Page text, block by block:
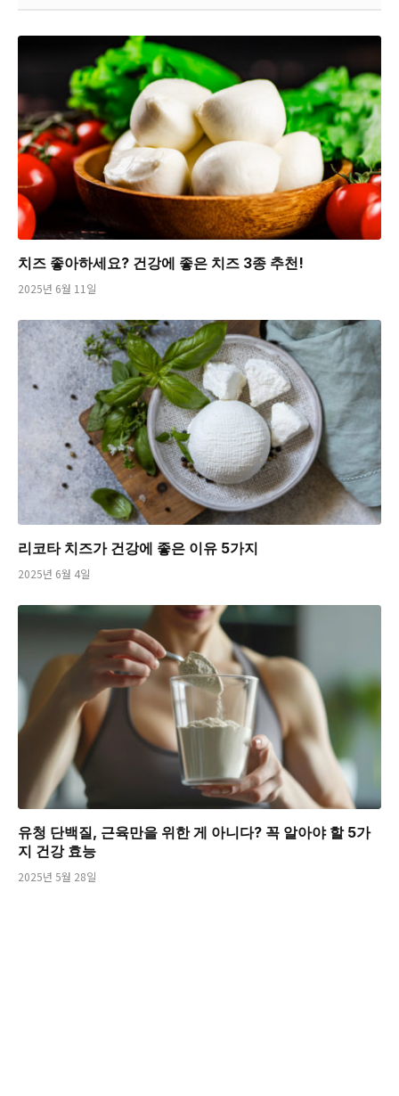
치즈 좋아하세요? 건강에 좋은 치즈 3종 추천!
2025년 6월 11일
리코타 치즈가 건강에 좋은 이유 5가지
2025년 6월 4일
유청 단백질, 근육만을 위한 게 아니다? 꼭 알아야 할 5가
지 건강 효능
2025년 5월 28일